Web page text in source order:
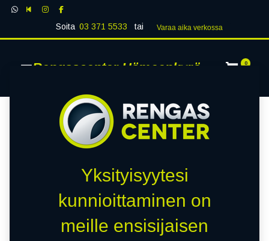
Soita 03 371 5533 tai Varaa aika verk​​​​ossa
Rengascenter Hämeenkyrö 0
Yksityisyytesi
kunnioittaminen on
meille ensisijaisen